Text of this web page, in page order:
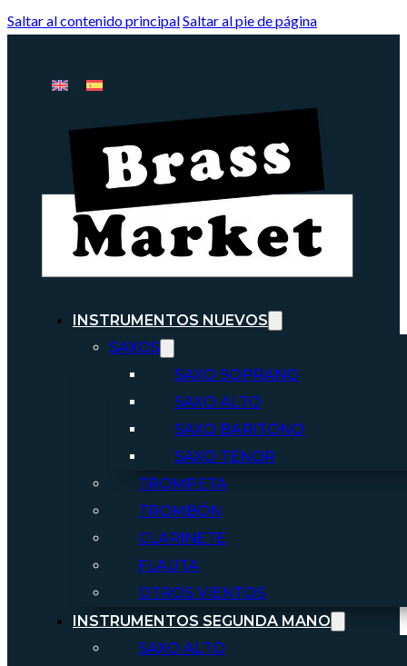
Saltar al contenido principalSaltar al pie de página
INSTRUMENTOS NUEVOS
SAXOS
SAXO SOPRANO
SAXO ALTO
SAXO BARITONO
SAXO TENOR
TROMPETA
TROMBÓN
CLARINETE
FLAUTA
OTROS VIENTOS
INSTRUMENTOS SEGUNDA MANO
SAXO ALTO